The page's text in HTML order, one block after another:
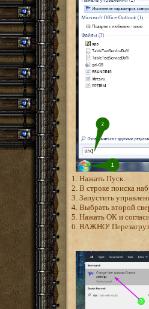
1. Нажать Пуск.
2. В строке поиска
3. Запустить
4. Выбрать второй
5. Нажать ОК и
6. ВАЖНО!